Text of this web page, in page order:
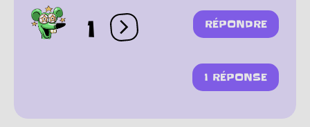
1 Ouvrir les réactions
RÉPONDRE
1 RÉPONSE